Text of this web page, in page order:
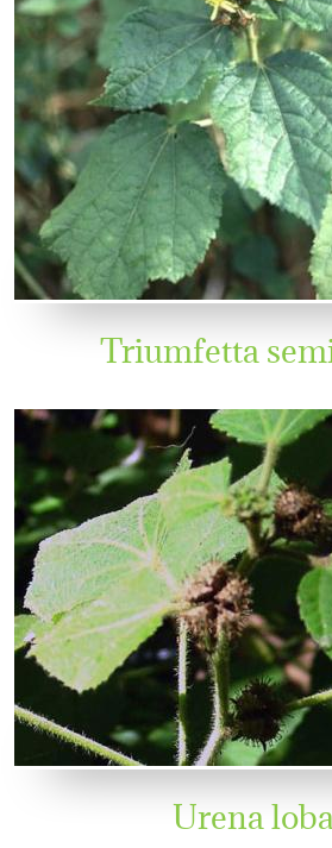
Triumfetta
Urena